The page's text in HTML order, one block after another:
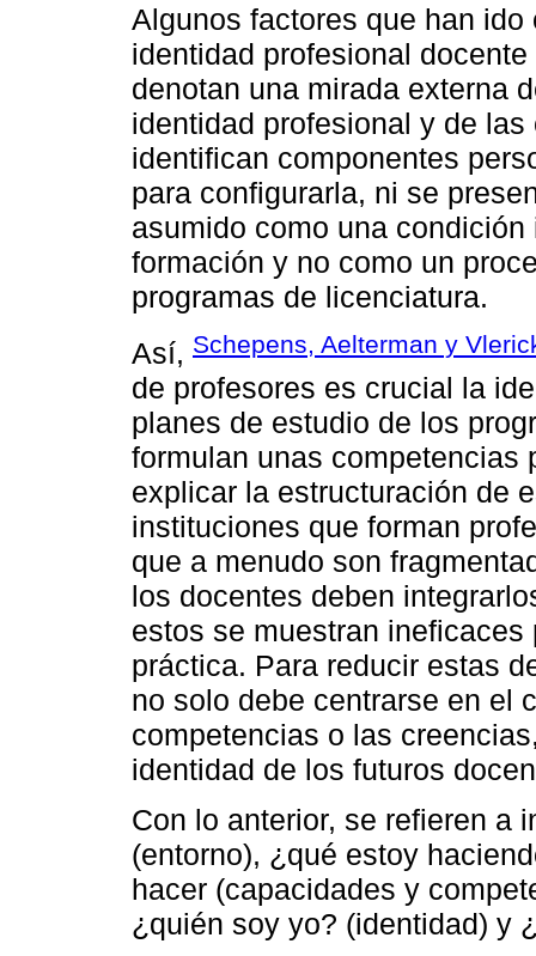
Algunos factores que han
identidad profesional
denotan una mirada externa
identidad profesional y de
identifican componentes
para configurarla, ni se
asumido como una
formación y no como un
programas de licenciatura.
Así, Schepens, Aelterman y
de profesores es crucial la
planes de estudio de los
formulan unas competencias
explicar la estructuración de
instituciones que forman
que a menudo son
los docentes deben
estos se muestran
práctica. Para reducir estas
no solo debe centrarse en el
competencias o las
identidad de los futuros
Con lo anterior, se refieren a
(entorno), ¿qué estoy
hacer (capacidades y
¿quién soy yo? (identidad) y